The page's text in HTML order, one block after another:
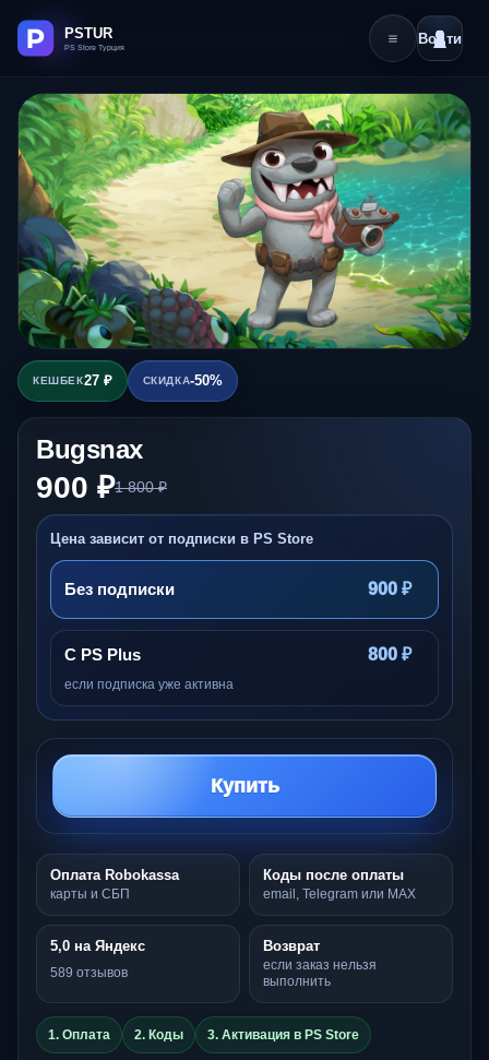
Войти
КЕШБЕК27 ₽ СКИДКА-50%
Bugsnax
900 ₽1 800 ₽
Цена зависит от подписки в PS Store
Без подписки 900 ₽
С PS Plus 800 ₽
если подписка уже активна
Купить
Оплата Robokassa
карты и СБП
Коды после оплаты
email, Telegram или MAX
5,0 на Яндекс
589 отзывов
Возврат
если заказ нельзя
выполнить
1. Оплата 2. Коды 3. Активация в PS Store